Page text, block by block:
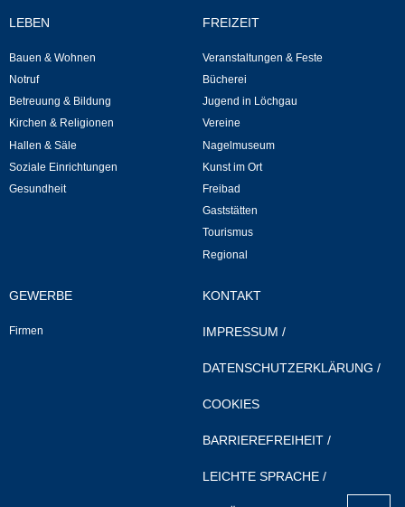
Gemeindeverwaltung
Mitarbeiter
Stellenangebote
Bürgerservice
Gemeinderat
LEBEN
Bauen & Wohnen
Notruf
Betreuung & Bildung
Kirchen & Religionen
Hallen & Säle
Soziale Einrichtungen
Gesundheit
FREIZEIT
Veranstaltungen & Feste
Bücherei
Jugend in Löchgau
Vereine
Nagelmuseum
Kunst im Ort
Freibad
Gaststätten
Tourismus
Regional
GEWERBE
Firmen
KONTAKT
IMPRESSUM /
DATENSCHUTZERKLÄRUNG /
COOKIES
BARRIEREFREIHEIT /
LEICHTE SPRACHE /